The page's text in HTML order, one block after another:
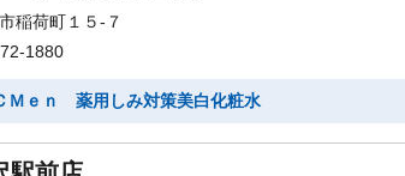
稲荷町１５-７
1880
Ｍｅｎ 薬用しみ対策美白化粧水